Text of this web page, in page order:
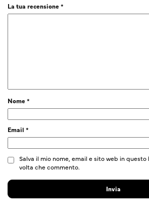
La tua recensione*
Nome*
Email *
Salva il mio nome, email e sito web in
volta che commento.